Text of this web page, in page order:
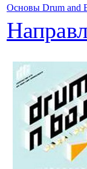
Основы Drum and